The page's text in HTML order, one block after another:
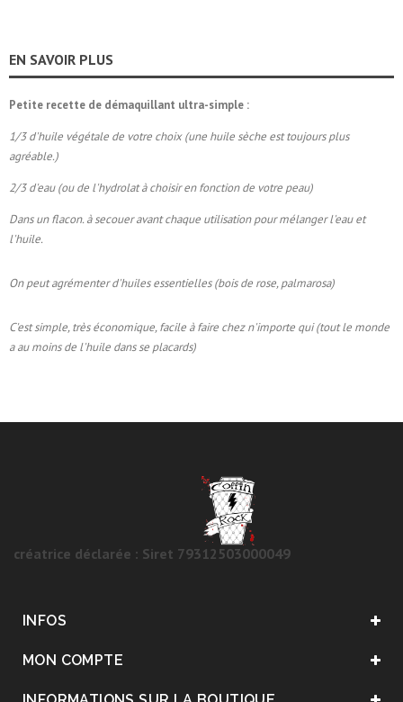
EN SAVOIR PLUS
Petite recette de démaquillant ultra-simple :
1/3 d'huile végétale de votre choix (une huile sèche est toujours plus
agréable.)
2/3 d'eau (ou de l'hydrolat à choisir en fonction de votre peau)
Dans un flacon. à secouer avant chaque utilisation pour mélanger l'eau et
l'huile.
On peut agrémenter d'huiles essentielles (bois de rose, palmarosa)
C'est simple, très économique, facile à faire chez n'importe qui (tout le monde
a au moins de l'huile dans se placards)
créatrice déclarée : Siret 79312503000049
INFOS
MON COMPTE